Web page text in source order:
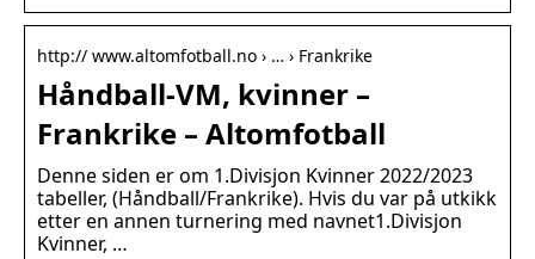
http:// www.altomfotball.no › … › Frankrike
Håndball-VM, kvinner –
Frankrike – Altomfotball
Denne siden er om 1.Divisjon Kvinner 2022/2023
tabeller, (Håndball/Frankrike). Hvis du var på utkikk
etter en annen turnering med navnet1.Divisjon
Kvinner, …